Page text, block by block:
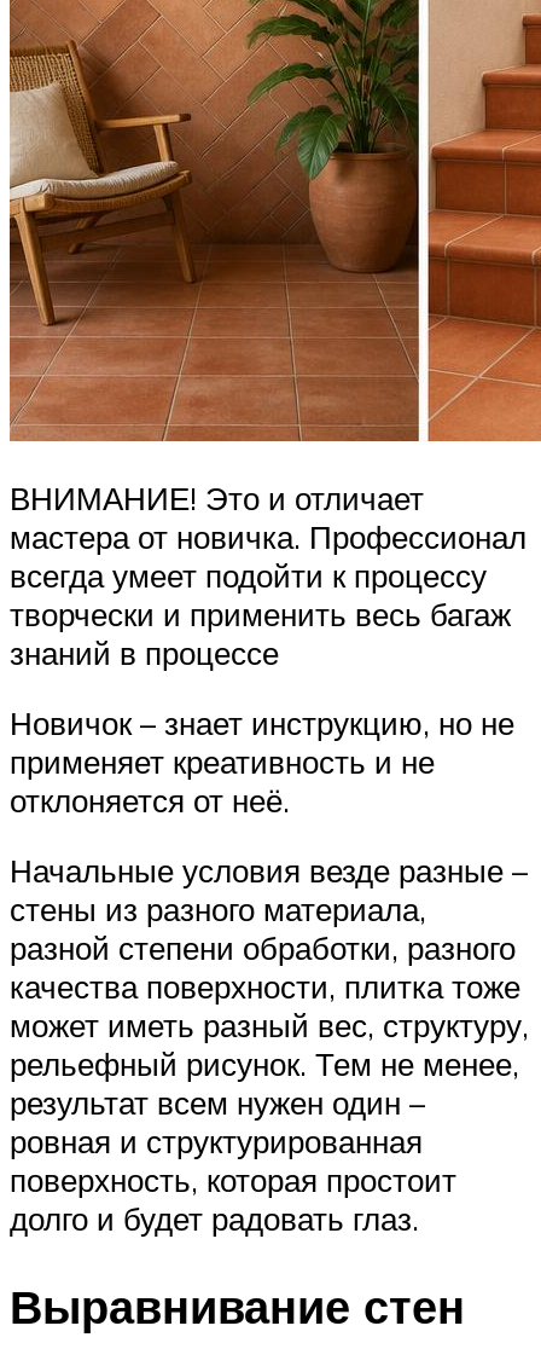
ВНИМАНИЕ! Это и отличает
мастера от новичка. Профессионал
всегда умеет подойти к процессу
творчески и применить весь багаж
знаний в процессе
Новичок – знает инструкцию, но не
применяет креативность и не
отклоняется от неё.
Начальные условия везде разные –
стены из разного материала,
разной степени обработки, разного
качества поверхности, плитка тоже
может иметь разный вес, структуру,
рельефный рисунок. Тем не менее,
результат всем нужен один –
ровная и структурированная
поверхность, которая простоит
долго и будет радовать глаз.
Выравнивание стен